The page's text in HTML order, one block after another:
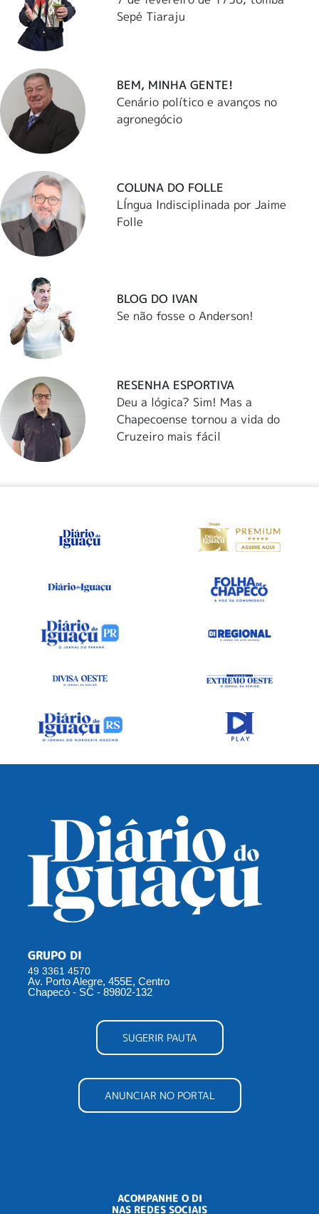
Sepé Tiaraju
BEM, MINHA GENTE!
Cenário político e avanços no
agronegócio
COLUNA DO FOLLE
LÍngua Indisciplinada por Jaime
Folle
BLOG DO IVAN
Se não fosse o Anderson!
RESENHA ESPORTIVA
Deu a lógica? Sim! Mas a
Chapecoense tornou a vida do
Cruzeiro mais fácil
GRUPO DI
49 3361 4570
Av. Porto Alegre, 455E, Centro
Chapecó - SC - 89802-132
SUGERIR PAUTA
ANUNCIAR NO PORTAL
ACOMPANHE O DI
NAS REDES SOCIAIS